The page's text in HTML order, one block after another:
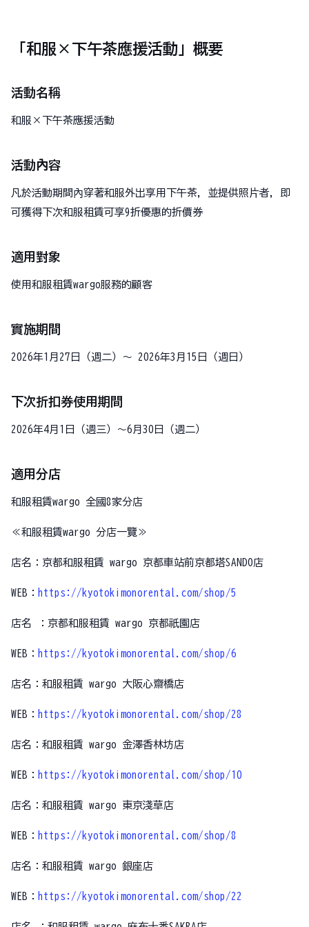
「和服×下午茶應援活動」概要
活動名稱
和服×下午茶應援活動
活動內容
凡於活動期間內穿著和服外出享用下午茶，並提供照片者，即
可獲得下次和服租賃可享9折優惠的折價券
適用對象
使用和服租賃wargo服務的顧客
實施期間
2026年1月27日（週二）～ 2026年3月15日（週日）
下次折扣券使用期間
2026年4月1日（週三）～6月30日（週二）
適用分店
和服租賃wargo 全國8家分店
≪和服租賃wargo 分店一覽≫
店名：京都和服租賃 wargo 京都車站前京都塔SANDO店
WEB： https://kyotokimonorental.com/shop/5
店名 ：京都和服租賃 wargo 京都祇園店
WEB： https://kyotokimonorental.com/shop/6
店名：和服租賃 wargo 大阪心齋橋店
WEB： https://kyotokimonorental.com/shop/28
店名：和服租賃 wargo 金澤香林坊店
WEB： https://kyotokimonorental.com/shop/10
店名：和服租賃 wargo 東京淺草店
WEB： https://kyotokimonorental.com/shop/8
店名：和服租賃 wargo 銀座店
WEB： https://kyotokimonorental.com/shop/22